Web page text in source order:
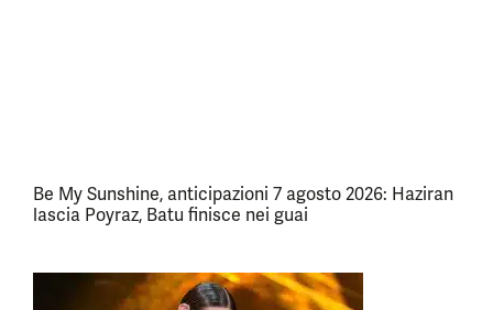
Be My Sunshine, anticipazioni 7 agosto 2026: Haziran
lascia Poyraz, Batu finisce nei guai